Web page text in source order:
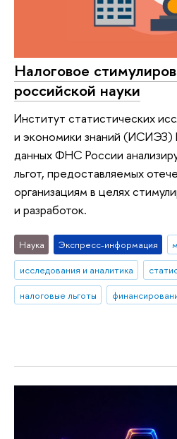
Налоговое
российской науки
Институт статистических
и экономики знаний
данных ФНС России
льгот, предоставляемых
организациям в целях
и разработок.
Наука Экспресс-информация
исследования и аналитика
налоговые льготы